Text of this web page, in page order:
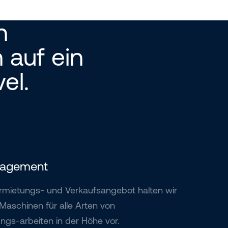
auf ein
und Verkaufsangebot halten wir
für alle Arten von
arbeiten in der Höhe vor.